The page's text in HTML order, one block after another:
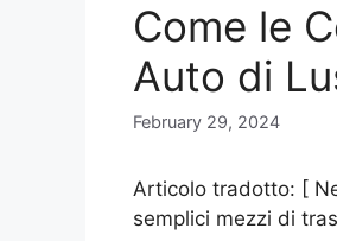
Come le
Auto di
February 29, 2024
Articolo tradotto: [
semplici mezzi di